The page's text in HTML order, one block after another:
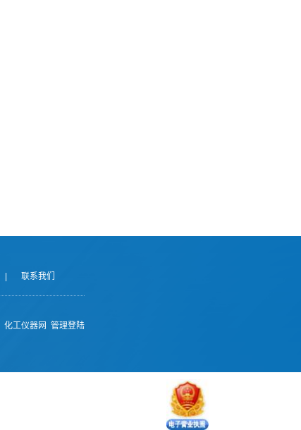
联系我们
化工仪器网 管理登陆